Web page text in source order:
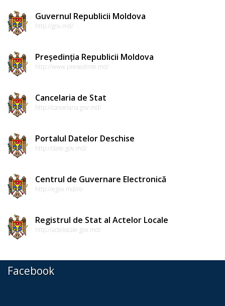
informare
Transparență
decizională
președintelui
Consultări
publice
Inițierea
elaborării
de
Sinteza
Guvernul Republicii Moldova
http://gov.md/
Președinția Republicii Moldova
http://www.presedinte.md/
Cancelaria de Stat
http://cancelaria.gov.md/
Portalul Datelor Deschise
http://date.gov.md/
Centrul de Guvernare Electronică
http://egov.md/ro
Registrul de Stat al Actelor Locale
http://actelocale.gov.md/
Facebook